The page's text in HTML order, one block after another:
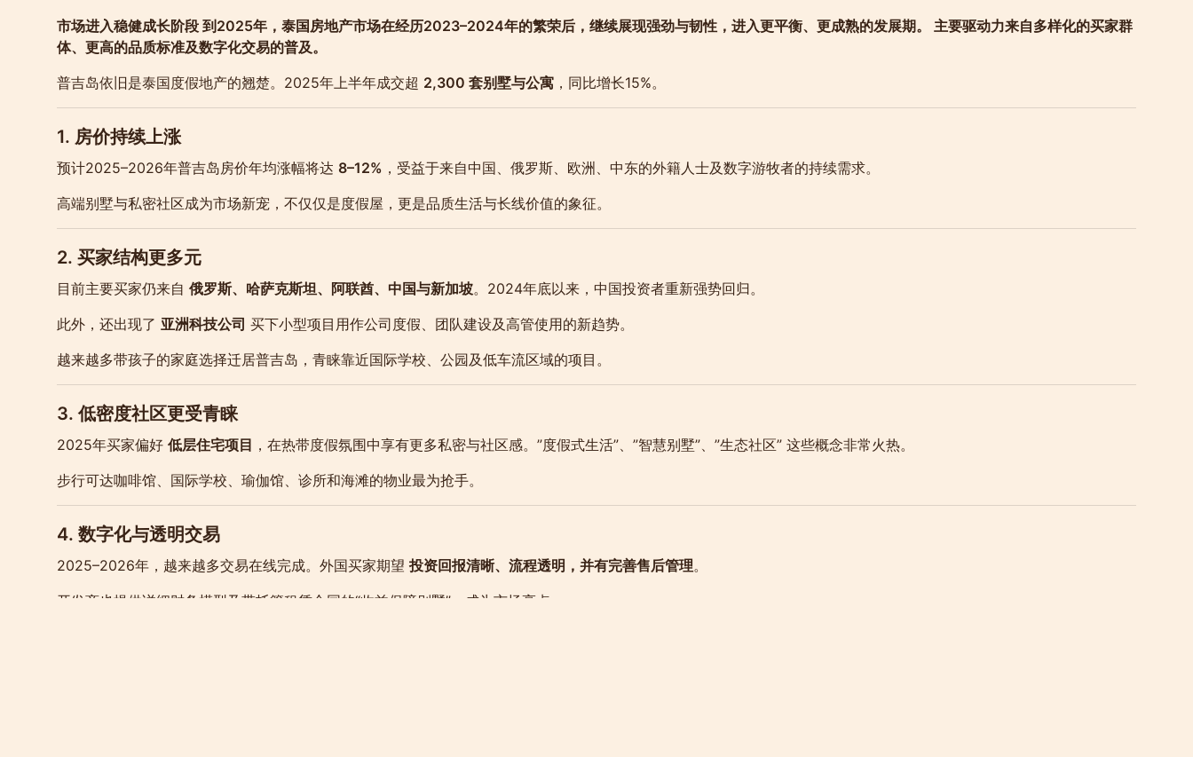
市场进入稳健成长阶段 到2025年，泰国房地产市场在经历2023–2024年的繁荣后，继续展现强劲与韧性，进入更平衡、更成熟的发展期。 主要驱动力来自多样化的买家群
体、更高的品质标准及数字化交易的普及。
普吉岛依旧是泰国度假地产的翘楚。2025年上半年成交超 2,300 套别墅与公寓 ，同比增长15%。
1. 房价持续上涨
预计2025–2026年普吉岛房价年均涨幅将达 8–12% ，受益于来自中国、俄罗斯、欧洲、中东的外籍人士及数字游牧者的持续需求。
高端别墅与私密社区成为市场新宠，不仅仅是度假屋，更是品质生活与长线价值的象征。
2. 买家结构更多元
目前主要买家仍来自 俄罗斯、哈萨克斯坦、阿联酋、中国与新加坡。2024年底以来，中国投资者重新强势回归。
此外，还出现了 亚洲科技公司 买下小型项目用作公司度假、团队建设及高管使用的新趋势。
越来越多带孩子的家庭选择迁居普吉岛，青睐靠近国际学校、公园及低车流区域的项目。
3. 低密度社区更受青睐
2025年买家偏好 低层住宅项目 ，在热带度假氛围中享有更多私密与社区感。”度假式生活”、”智慧别墅”、”生态社区” 这些概念非常火热。
步行可达咖啡馆、国际学校、瑜伽馆、诊所和海滩的物业最为抢手。
4. 数字化与透明交易
2025–2026年，越来越多交易在线完成。外国买家期望 投资回报清晰、流程透明，并有完善售后管理。
开发商也提供详细财务模型及带托管租赁合同的“收益保障别墅”，成为市场亮点。